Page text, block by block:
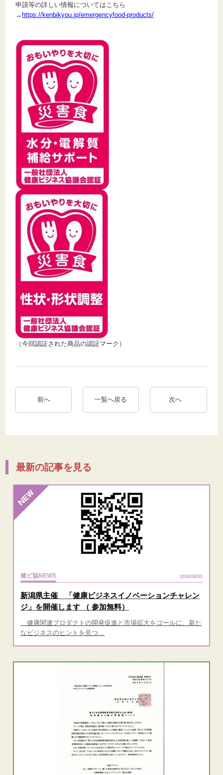
申請等の詳しい情報についてはこちら
→ https://kenbikyou.jp/emergencyfood-products/
（今回認証された商品の認証マーク）
前へ 一覧へ戻る 次へ
最新の記事を見る
健ビ協NEWS 2026/08/03
新潟県主催 「健康ビジネスイノベーションチャレン
ジ」を開催します （ 参加無料）
健康関連プロダクトの開発促進と市場拡大をゴールに、新た
なビジネスのヒントを見つ…